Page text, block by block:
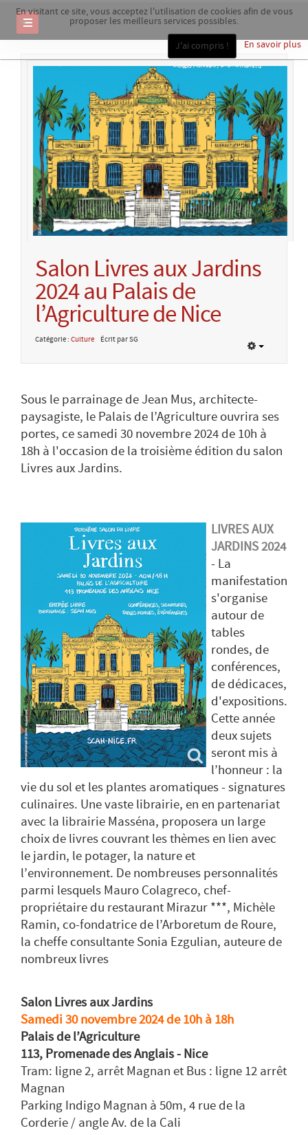
En visitant ce site, vous acceptez l'utilisation de cookies afin de vous
proposer les meilleurs services possibles.
En savoir plus
J'ai compris !
Salon Livres aux Jardins
2024 au Palais de
l’Agriculture de Nice
Catégorie : Culture Écrit par SG
Sous le parrainage de Jean Mus, architecte-
paysagiste, le Palais de l’Agriculture ouvrira ses
portes, ce samedi 30 novembre 2024 de 10h à
18h à l'occasion de la troisième édition du salon
Livres aux Jardins.
LIVRES AUX
JARDINS 2024
- La
manifestation
s'organise
autour de
tables
rondes, de
conférences,
de dédicaces,
d'expositions.
Cette année
deux sujets
seront mis à
l’honneur : la
vie du sol et les plantes aromatiques - signatures
culinaires. Une vaste librairie, en en partenariat
avec la librairie Masséna, proposera un large
choix de livres couvrant les thèmes en lien avec
le jardin, le potager, la nature et
l’environnement. De nombreuses personnalités
parmi lesquels Mauro Colagreco, chef-
propriétaire du restaurant Mirazur ***, Michèle
Ramin, co-fondatrice de l’Arboretum de Roure,
la cheffe consultante Sonia Ezgulian, auteure de
nombreux livres
Salon Livres aux Jardins
Samedi 30 novembre 2024 de 10h à 18h
Palais de l’Agriculture
113, Promenade des Anglais - Nice
Tram: ligne 2, arrêt Magnan et Bus : ligne 12 arrêt
Magnan
Parking Indigo Magnan à 50m, 4 rue de la
Corderie / angle Av. de la Cali